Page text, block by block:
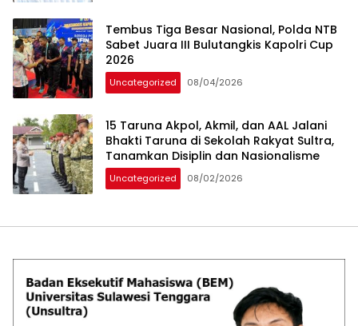
Tembus Tiga Besar Nasional, Polda NTB
Sabet Juara III Bulutangkis Kapolri Cup
2026
Uncategorized 08/04/2026
15 Taruna Akpol, Akmil, dan AAL Jalani
Bhakti Taruna di Sekolah Rakyat Sultra,
Tanamkan Disiplin dan Nasionalisme
Uncategorized 08/02/2026